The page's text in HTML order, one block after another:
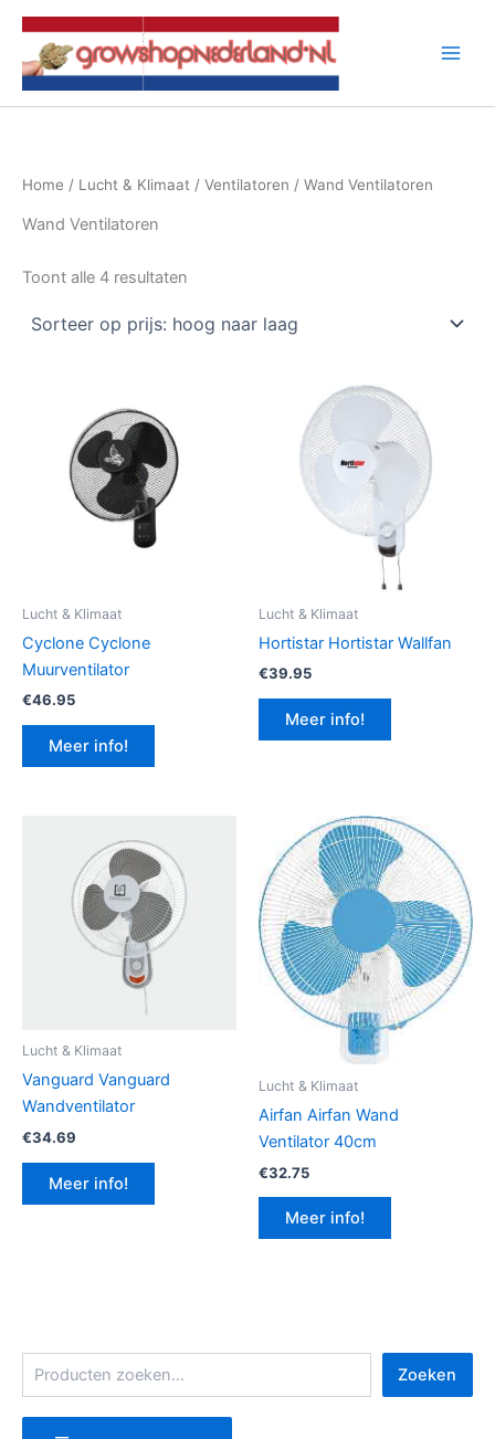
naar
inhoud
Home / Lucht & Klimaat / Ventilatoren / Wand Ventilatoren
Wand Ventilatoren
Toont alle 4 resultaten
hoog
naar
Lucht & Klimaat
Cyclone Cyclone
Muurventilator
€46.95
Meer info!
Lucht & Klimaat
Hortistar Hortistar Wallfan
€39.95
Meer info!
Lucht & Klimaat
Vanguard Vanguard
Wandventilator
€34.69
Meer info!
Lucht & Klimaat
Airfan Airfan Wand
Ventilator 40cm
€32.75
Meer info!
Zoeken